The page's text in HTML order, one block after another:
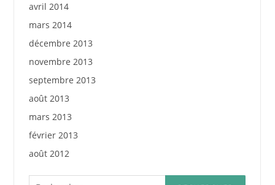
avril 2014
mars 2014
décembre 2013
novembre 2013
septembre 2013
août 2013
mars 2013
février 2013
août 2012
Rechercher :